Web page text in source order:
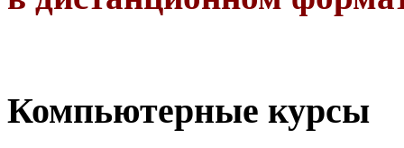
Компьютерные курсы